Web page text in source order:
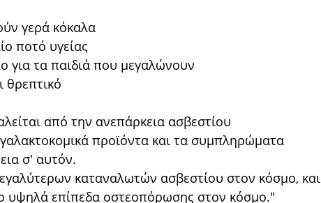
γερά κόκαλα
ποτό υγείας
για τα παιδιά που μεγαλώνουν
θρεπτικό
από την ανεπάρκεια ασβεστίου
προϊόντα και τα συμπληρώματα
σ' αυτόν.
καταναλωτών ασβεστίου στον κόσμο, και
υψηλά επίπεδα οστεοπόρωσης στον κόσμο."